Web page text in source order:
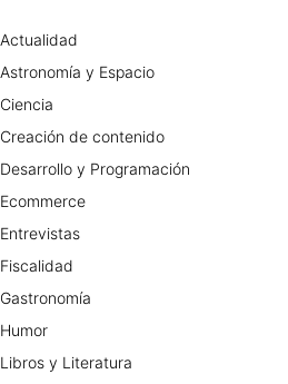
Actualidad
Astronomía y Espacio
Ciencia
Creación de contenido
Desarrollo y Programación
Ecommerce
Entrevistas
Fiscalidad
Gastronomía
Humor
Libros y Literatura